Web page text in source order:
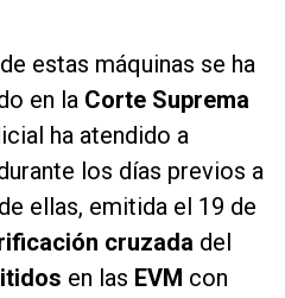
estas máquinas se ha
en la Corte Suprema
ha atendido a
los días previos a
ellas, emitida el 19 de
cruzada del
en las EVM con